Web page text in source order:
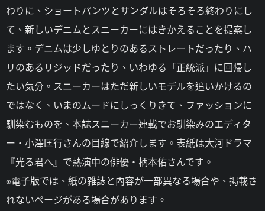
わりに、ショートパンツとサンダルはそろそろ終わりにし
て、新しいデニムとスニーカーにはきかえることを提案し
ます。デニムは少しゆとりのあるストレートだったり、ハ
リのあるリジッドだったり、いわゆる「正統派」に回帰し
たい気分。スニーカーはただ新しいモデルを追いかけるの
ではなく、いまのムードにしっくりきて、ファッションに
馴染むものを、本誌スニーカー連載でお馴染みのエディタ
ー・小澤匡行さんの目線で紹介します。表紙は大河ドラマ
『光る君へ』で熱演中の俳優・柄本佑さんです。
※電子版では、紙の雑誌と內容が一部異なる場合や、掲載さ
れないページがある場合があります。